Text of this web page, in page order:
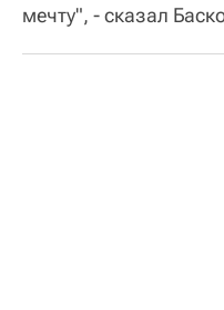
мечту", - сказал